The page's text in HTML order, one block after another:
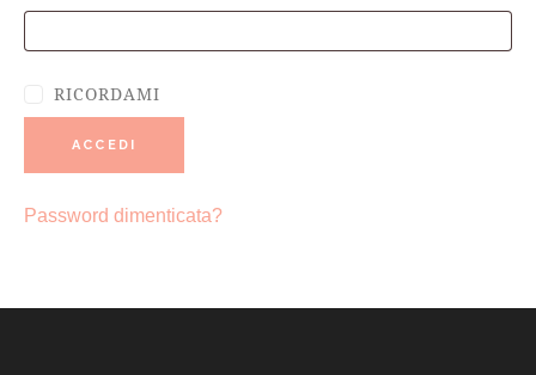
RICORDAMI
ACCEDI
Password dimenticata?